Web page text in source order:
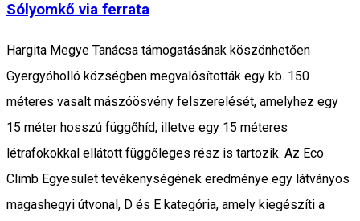
Sólyomkő via ferrata
Hargita Megye Tanácsa támogatásának köszönhetően
Gyergyóholló községben megvalósították egy kb. 150
méteres vasalt mászóösvény felszerelését, amelyhez egy
15 méter hosszú függőhíd, illetve egy 15 méteres
létrafokokkal ellátott függőleges rész is tartozik. Az Eco
Climb Egyesület tevékenységének eredménye egy látványos
magashegyi útvonal, D és E kategória, amely kiegészíti a